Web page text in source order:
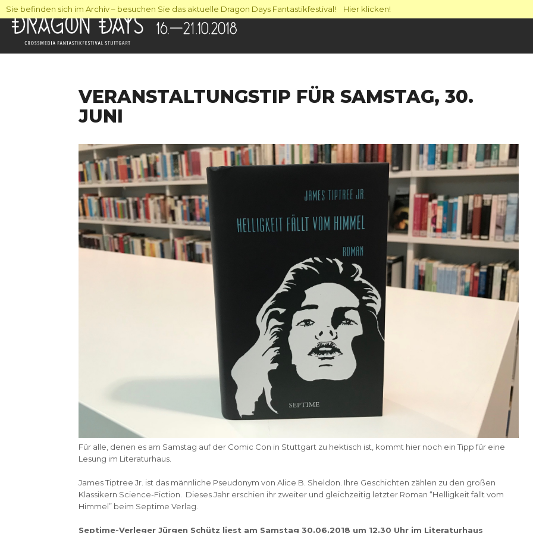
Sie befinden sich im Archiv – besuchen Sie das aktuelle Dragon Days Fantastikfestival! Hier klicken!
VERANSTALTUNGSTIP FÜR SAMSTAG, 30.
JUNI
Für alle, denen es am Samstag auf der Comic Con in Stuttgart zu hektisch ist, kommt hier noch ein Tipp für eine
Lesung im Literaturhaus.
James Tiptree Jr. ist das männliche Pseudonym von Alice B. Sheldon. Ihre Geschichten zählen zu den großen
Klassikern Science-Fiction. Dieses Jahr erschien ihr zweiter und gleichzeitig letzter Roman “Helligkeit fällt vom
Himmel” beim Septime Verlag.
Septime-Verleger Jürgen Schütz liest am Samstag 30.06.2018 um 12.30 Uhr im Literaturhaus